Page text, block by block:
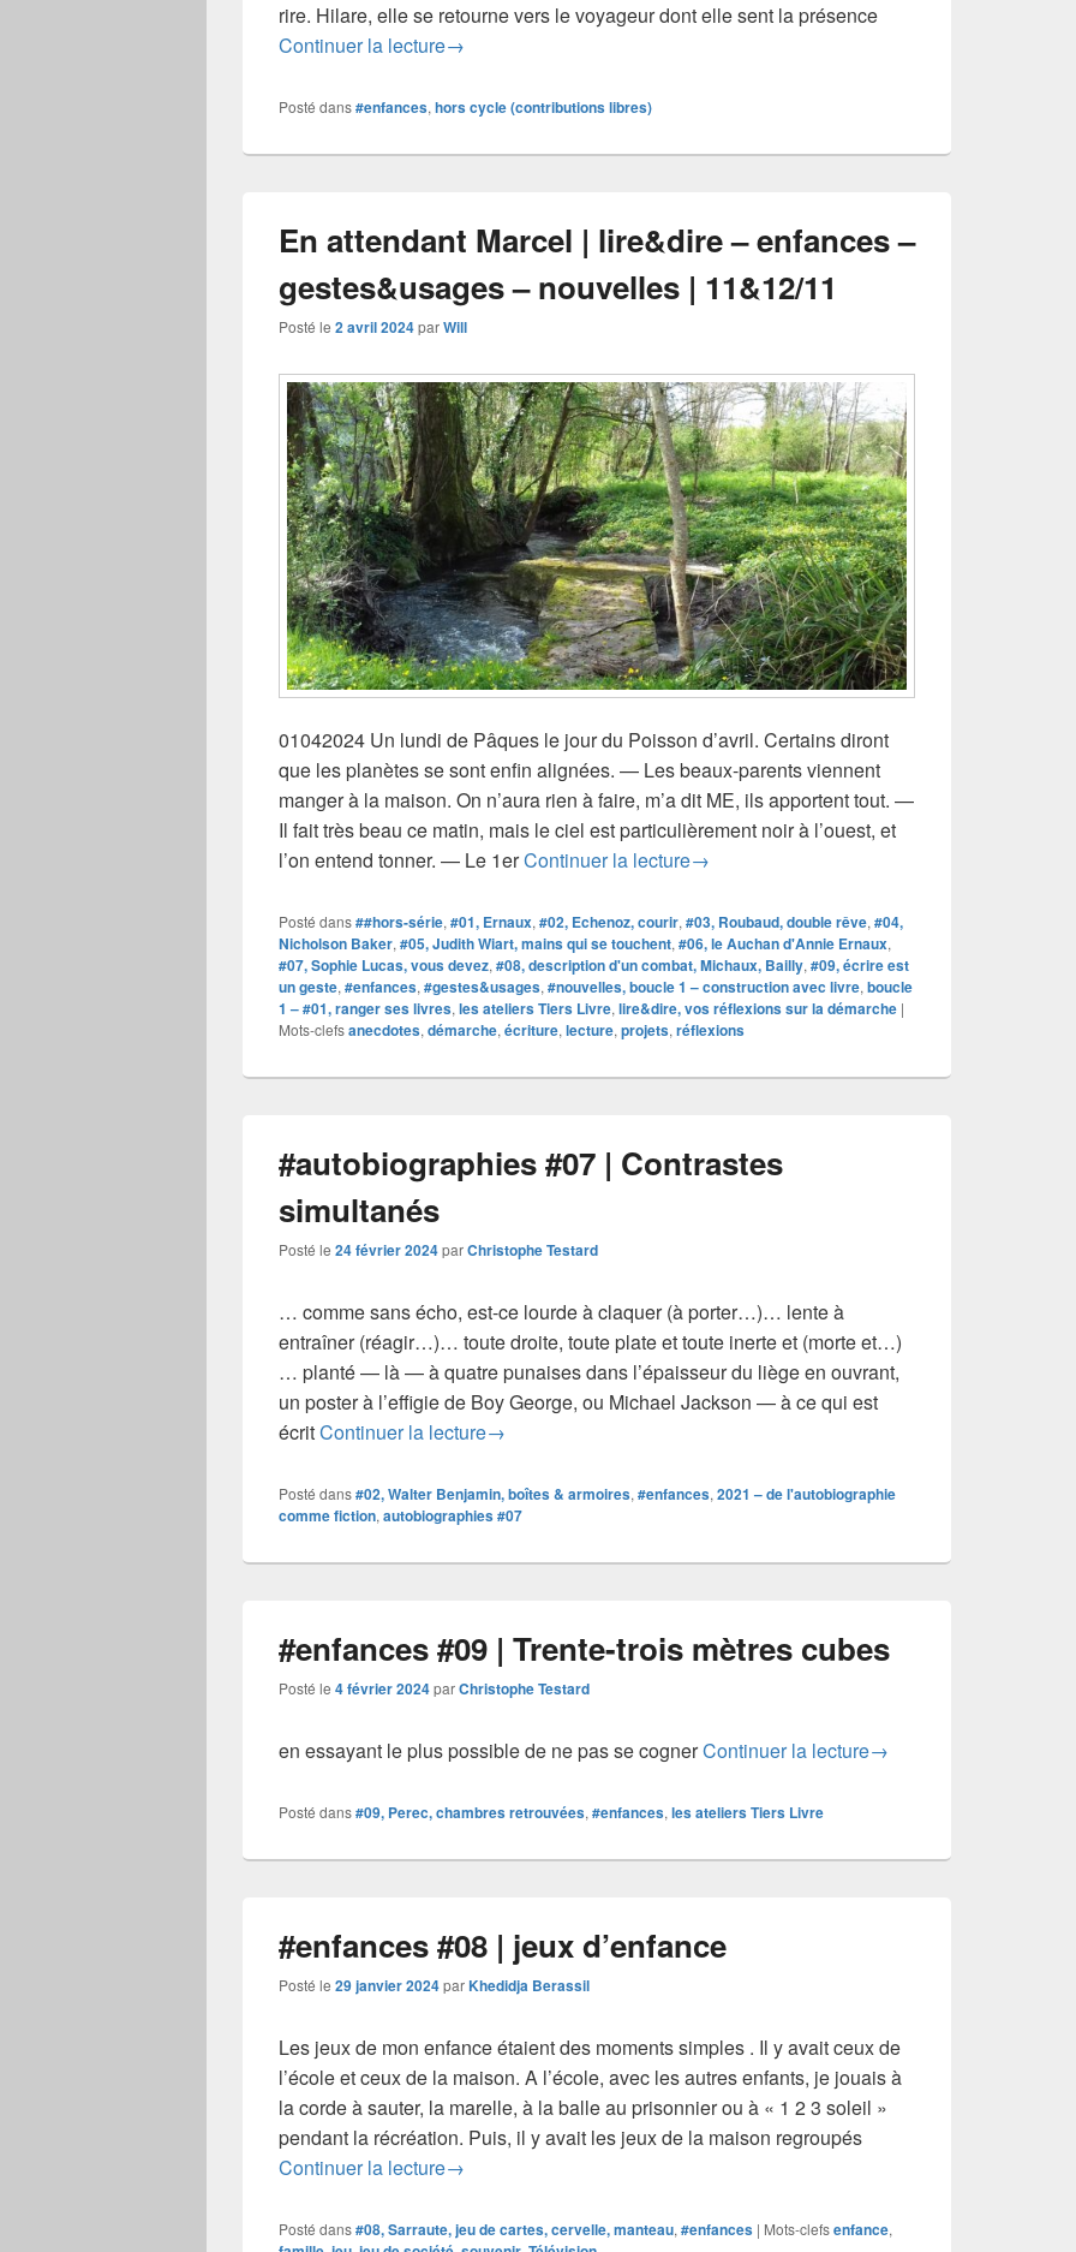
rire. Hilare, elle se retourne vers le voyageur dont elle sent la présence
Continuer la lecture#enfances | Infirmes
→
Posté dans#enfances, hors cycle (contributions libres)
En attendant Marcel | lire&dire – enfances –
gestes&usages – nouvelles | 11&12/11
Posté le 2 avril 2024parWill
01042024 Un lundi de Pâques le jour du Poisson d’avril. Certains diront
que les planètes se sont enfin alignées. — Les beaux-parents viennent
manger à la maison. On n’aura rien à faire, m’a dit ME, ils apportent tout. —
Il fait très beau ce matin, mais le ciel est particulièrement noir à l’ouest, et
l’on entend tonner. — Le 1erContinuer la lectureEn attendant Marcel | lire&dire – enfances –
→
Posté dans##hors-série, #01, Ernaux, #02, Echenoz, courir, #03, Roubaud, double rêve, #04,
Nicholson Baker, #05, Judith Wiart, mains qui se touchent, #06, le Auchan d'Annie Ernaux,
#07, Sophie Lucas, vous devez, #08, description d'un combat, Michaux, Bailly, #09, écrire est
un geste, #enfances, #gestes&usages, #nouvelles, boucle 1 – construction avec livre, boucle
1 – #01, ranger ses livres, les ateliers Tiers Livre, lire&dire, vos réflexions sur la démarche |
Mots-clefsanecdotes, démarche, écriture, lecture, projets, réflexions
#autobiographies #07 | Contrastes
simultanés
Posté le 24 février 2024parChristophe Testard
… comme sans écho, est-ce lourde à claquer (à porter…)… lente à
entraîner (réagir…)… toute droite, toute plate et toute inerte et (morte et…)
… planté — là — à quatre punaises dans l’épaisseur du liège en ouvrant,
un poster à l’effigie de Boy George, ou Michael Jackson — à ce qui est
écritContinuer la lecture#autobiographies #07 | Contrastes simultanés
→
Posté dans#02, Walter Benjamin, boîtes & armoires, #enfances, 2021 – de l'autobiographie
comme fiction, autobiographies #07
#enfances #09 | Trente-trois mètres cubes
Posté le 4 février 2024parChristophe Testard
en essayant le plus possible de ne pas se cognerContinuer la lecture#enfances #09 | Trente-
→
Posté dans#09, Perec, chambres retrouvées, #enfances, les ateliers Tiers Livre
#enfances #08 | jeux d’enfance
Posté le 29 janvier 2024parKhedidja Berassil
Les jeux de mon enfance étaient des moments simples . Il y avait ceux de
l’école et ceux de la maison. A l’école, avec les autres enfants, je jouais à
la corde à sauter, la marelle, à la balle au prisonnier ou à « 1 2 3 soleil »
pendant la récréation. Puis, il y avait les jeux de la maison regroupés
Continuer la lecture#enfances #08 | jeux d’enfance
→
Posté dans#08, Sarraute, jeu de cartes, cervelle, manteau, #enfances | Mots-clefsenfance,